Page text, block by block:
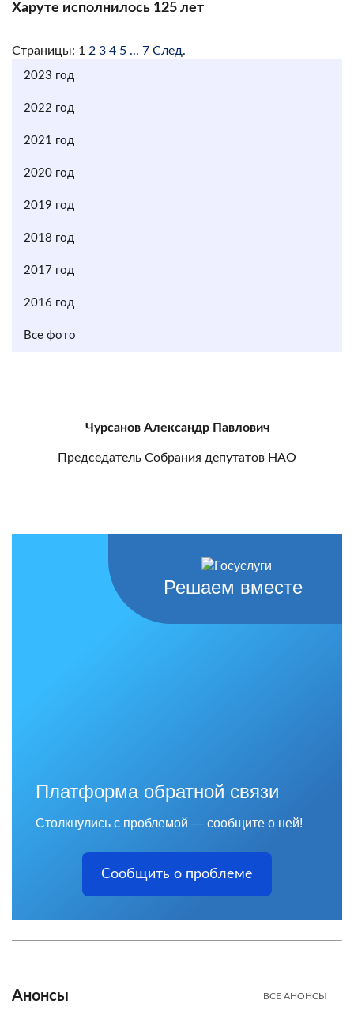
Харуте исполнилось 125 лет
Страницы: 1 2 3 4 5 ... 7 След.
2023 год
2022 год
2021 год
2020 год
2019 год
2018 год
2017 год
2016 год
Все фото
Чурсанов Александр Павлович
Председатель Собрания депутатов НАО
Решаем вместе
Платформа обратной связи
Столкнулись с проблемой — сообщите о ней!
Сообщить о проблеме
Анонсы ВСЕ АНОНСЫ